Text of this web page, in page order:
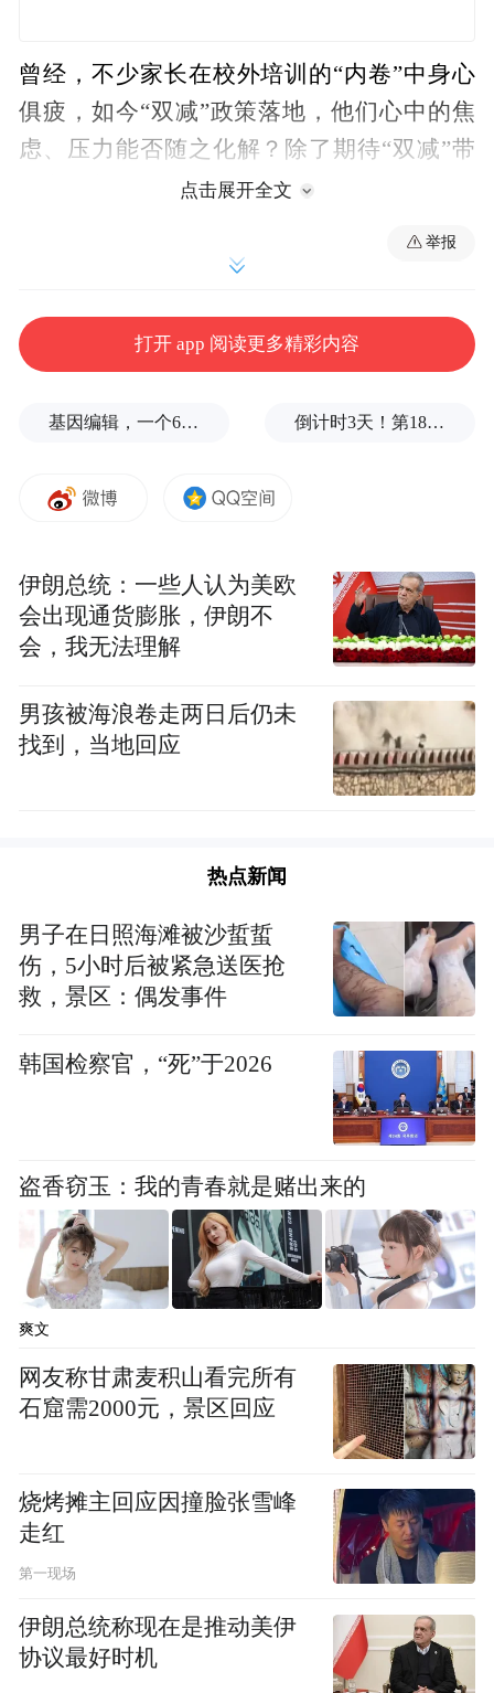
曾经，不少家长在校外培训的“内卷”中身心
俱疲，如今“双减”政策落地，他们心中的焦
虑、压力能否随之化解？除了期待“双减”带
来实效之外，还有哪些新的担忧？
来自7座城市的8位家长近日接受了澎湃新闻
程、应对之策。
我女儿现在8岁半，开学上三年级。我们所在
下午4点就放学了，还是比较轻松的。前段时
间“双减”政策出台，其实对我来说不会特别
有压力，但生活还是有改变。
她现在报的学科类的课外补习是英语和数学
两个，其他还有钢琴、写字等兴趣班。英语
是在一个品牌机构，已经学了两年多。数学
店，资质还没有完全下来就开始招生，我们
的学位。因为郑州这边的“妈妈圈”流传了一
个说法：一二年级可以不学，但是三年级是
始抢学位了。
我们暑假的课还没有上，这个时候又面临“双
我们家附近的这个校区可能就要关门。
我最近连着两天接到课外班老师的电话，“双
减”政策出台后，所有的课外班都要改到工作
日上课。先是英语要改到周一，“学而思”还
没开始上，但也只能改到周一，因为当时抢
学位看中的老师只安排了周一的课。这个时
候我肯定要给英语让路了，因为毕竟已经学
了这么长时间。所以现在的情况是，暂时放
弃“学而思”，但是其他的像钢琴、声乐这一
类兴趣班没有什么影响。
其实我对于孩子的学习不是太激进，不然我
很早就已经让她学“学而思”什么的。我比较
点击展开全文
举报
打开 app 阅读更多精彩内容
基因编辑，一个6岁女孩之死 倒计时3天！第18届影响世界华人盛典即将启幕
伊朗总统：一些人认为美欧
会出现通货膨胀，伊朗不
会，我无法理解
男孩被海浪卷走两日后仍未
找到，当地回应
热点新闻
男子在日照海滩被沙蜇蜇
伤，5小时后被紧急送医抢
救，景区：偶发事件
韩国检察官，“死”于2026
盗香窃玉：我的青春就是赌出来的
爽文
网友称甘肃麦积山看完所有
石窟需2000元，景区回应
烧烤摊主回应因撞脸张雪峰
走红
第一现场
伊朗总统称现在是推动美伊
协议最好时机